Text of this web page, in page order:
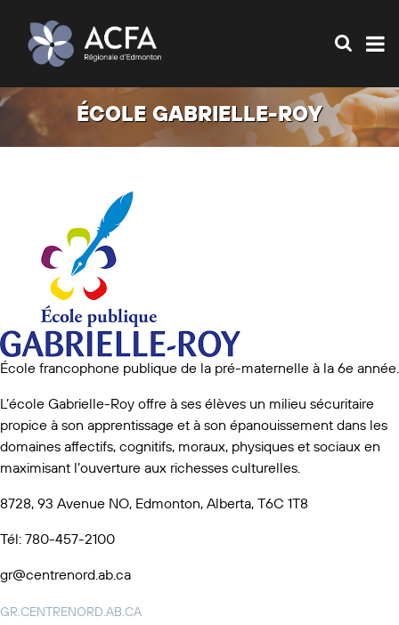
ÉCOLE GABRIELLE-ROY
École francophone publique de la pré-maternelle à la 6e année.
L’école Gabrielle-Roy offre à ses élèves un milieu sécuritaire
propice à son apprentissage et à son épanouissement dans les
domaines affectifs, cognitifs, moraux, physiques et sociaux en
maximisant l’ouverture aux richesses culturelles.
8728, 93 Avenue NO, Edmonton, Alberta, T6C 1T8
Tél: 780-457-2100
gr@centrenord.ab.ca
GR.CENTRENORD.AB.CA